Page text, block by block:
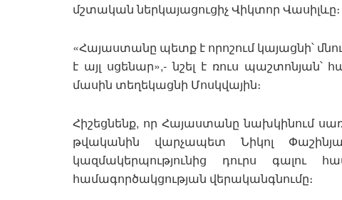
մշտական ներկայացուցիչ Վիկտոր Վասիլևը։
«Հայաստանը պետք է որոշում կայացնի՝
է այլ սցենար»,- նշել է ռուս պաշտոնյան՝
մասին տեղեկացնի Մոսկվային։
Հիշեցնենք, որ Հայաստանը նախկինում
թվականին վարչապետ Նիկոլ
կազմակերպությունից դուրս գալու
համագործակցության վերականգնումը։